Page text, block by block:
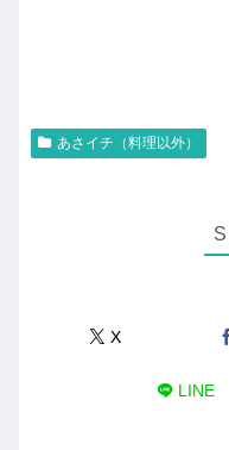
あさイチ（料理以外）
X
LINE